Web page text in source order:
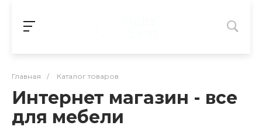
Главная / Каталог товаров
Интернет магазин - все
для мебели